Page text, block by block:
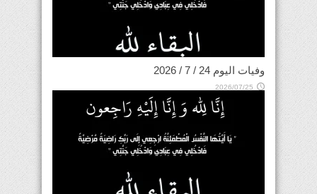
وفيات اليوم 24 / 7 / 2026
2026/07/25